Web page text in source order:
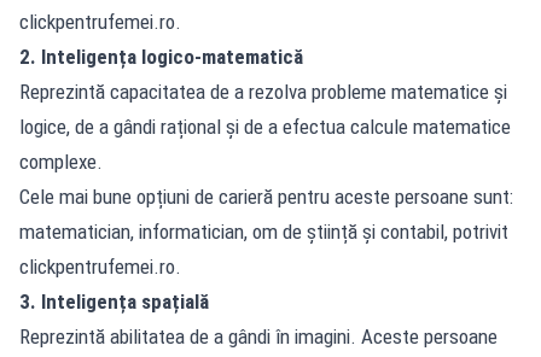
clickpentrufemei.ro.
2. Inteligența logico-matematică
Reprezintă capacitatea de a rezolva probleme matematice și
logice, de a gândi rațional și de a efectua calcule matematice
complexe.
Cele mai bune opțiuni de carieră pentru aceste persoane sunt:
matematician, informatician, om de știință și contabil, potrivit
clickpentrufemei.ro.
3. Inteligența spațială
Reprezintă abilitatea de a gândi în imagini. Aceste persoane